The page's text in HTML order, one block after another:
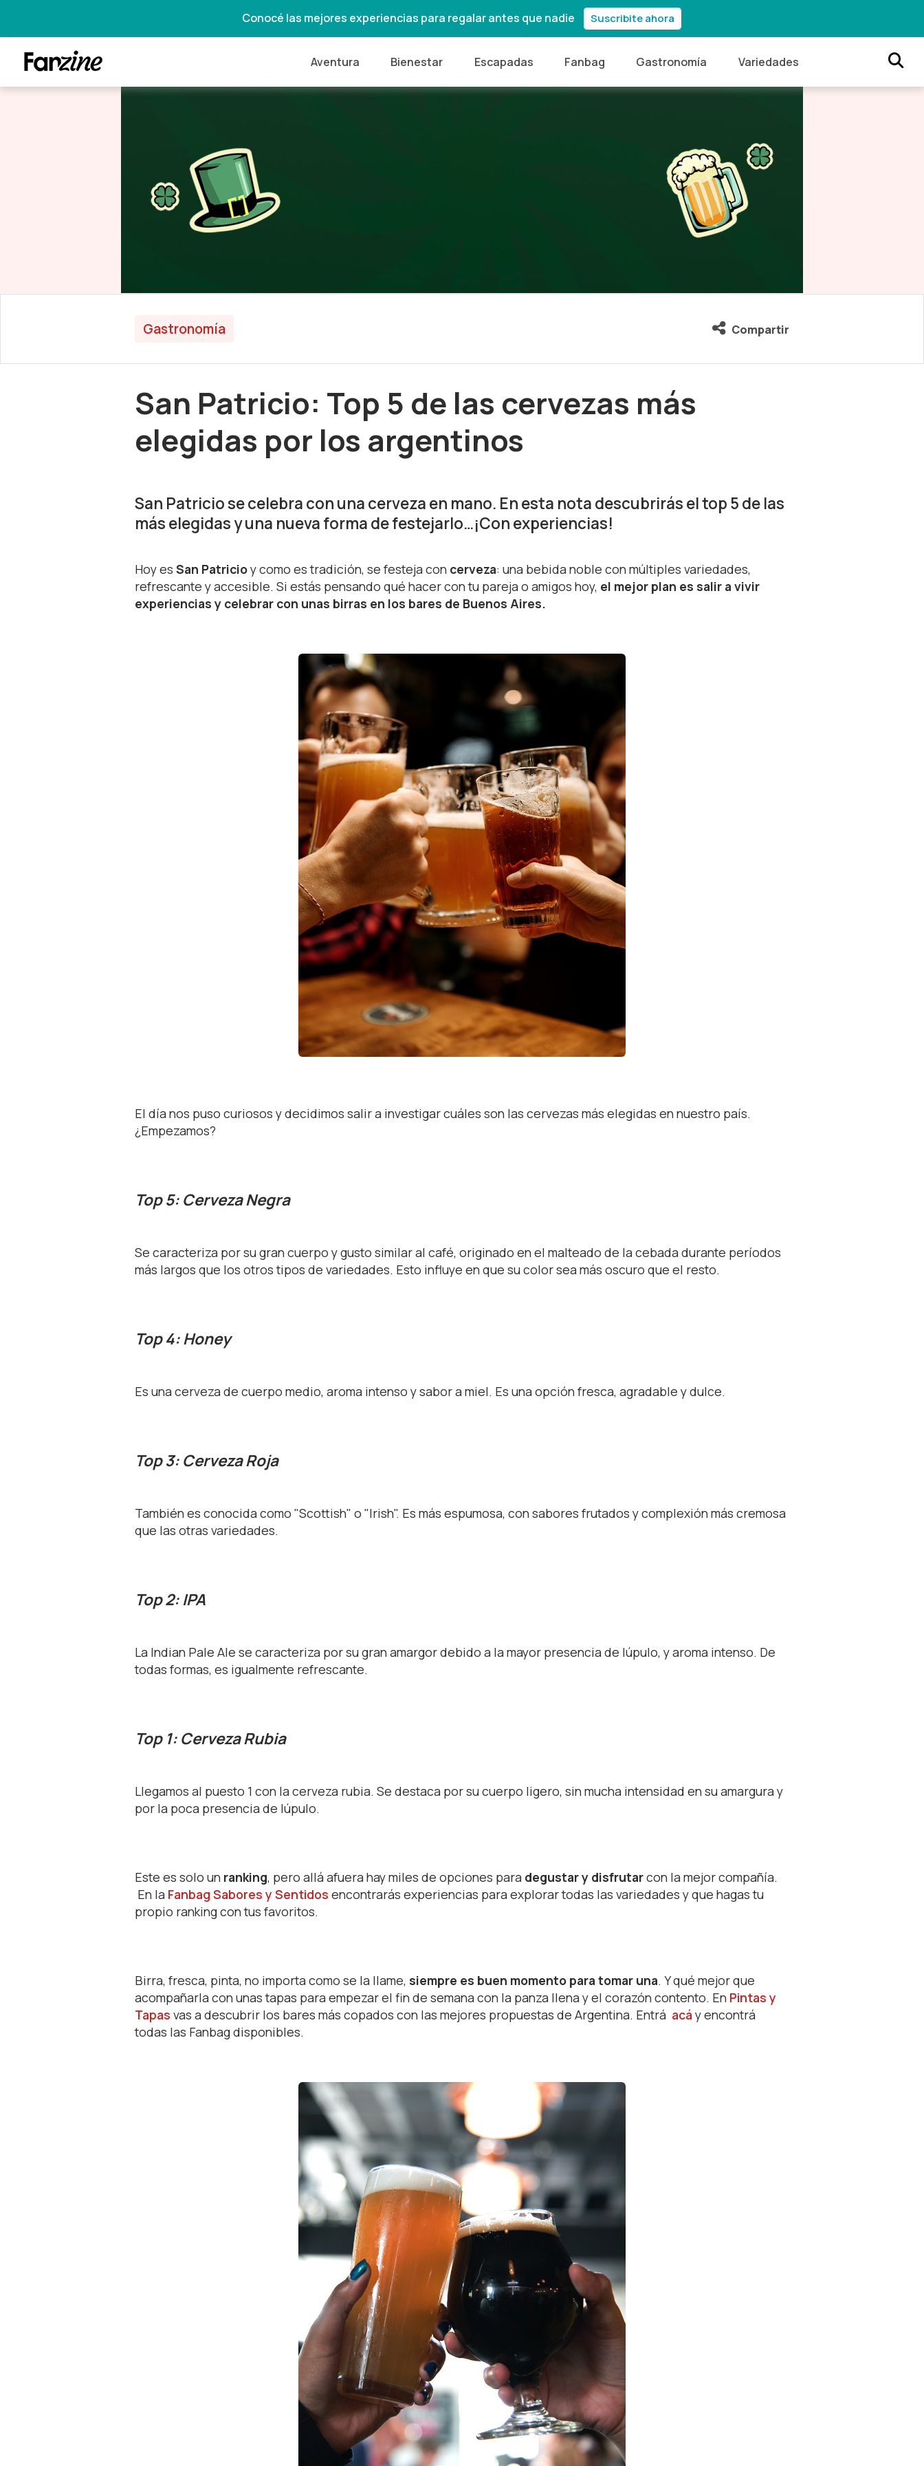
Conocé las mejores experiencias para regalar antes que nadie Suscribite ahora
Aventura Bienestar Escapadas Fanbag Gastronomía Variedades
Gastronomía Compartir
San Patricio: Top 5 de las cervezas más
elegidas por los argentinos
San Patricio se celebra con una cerveza en mano. En esta nota descubrirás el top 5 de las
más elegidas y una nueva forma de festejarlo…¡Con experiencias!
Hoy es San Patricioy como es tradición, se festeja con cerveza: una bebida noble con múltiples variedades,
refrescante y accesible. Si estás pensando qué hacer con tu pareja o amigos hoy, el mejor plan es salir a vivir
experiencias y celebrar con unas birras en los bares de Buenos Aires.
El día nos puso curiosos y decidimos salir a investigar cuáles son las cervezas más elegidas en nuestro país.
¿Empezamos?
Top 5: Cerveza Negra
Se caracteriza por su gran cuerpo y gusto similar al café, originado en el malteado de la cebada durante períodos
más largos que los otros tipos de variedades. Esto influye en que su color sea más oscuro que el resto.
Top 4: Honey
Es una cerveza de cuerpo medio, aroma intenso y sabor a miel. Es una opción fresca, agradable y dulce.
Top 3: Cerveza Roja
También es conocida como "Scottish" o "Irish". Es más espumosa, con sabores frutados y complexión más cremosa
que las otras variedades.
Top 2: IPA
La Indian Pale Ale se caracteriza por su gran amargor debido a la mayor presencia de lúpulo, y aroma intenso. De
todas formas, es igualmente refrescante.
Top 1: Cerveza Rubia
Llegamos al puesto 1 con la cerveza rubia. Se destaca por su cuerpo ligero, sin mucha intensidad en su amargura y
por la poca presencia de lúpulo.
Este es solo un ranking, pero allá afuera hay miles de opciones para degustar y disfrutarcon la mejor compañía.
En la Fanbag Sabores y Sentidos encontrarás experiencias para explorar todas las variedades y que hagas tu
propio ranking con tus favoritos.
Birra, fresca, pinta, no importa como se la llame, siempre es buen momento para tomar una. Y qué mejor que
acompañarla con unas tapas para empezar el fin de semana con la panza llena y el corazón contento. En Pintas y
Tapas vas a descubrir los bares más copados con las mejores propuestas de Argentina. Entrá acá y encontrá
todas las Fanbag disponibles.